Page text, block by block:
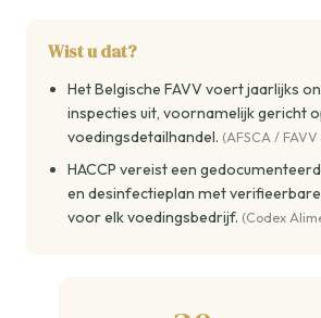
Wist u dat?
Het Belgische FAVV voert jaarlijks
inspecties uit, voornamelijk gericht
voedingsdetailhandel. (AFSCA /
HACCP vereist een
en desinfectieplan met
voor elk voedingsbedrijf. (Codex